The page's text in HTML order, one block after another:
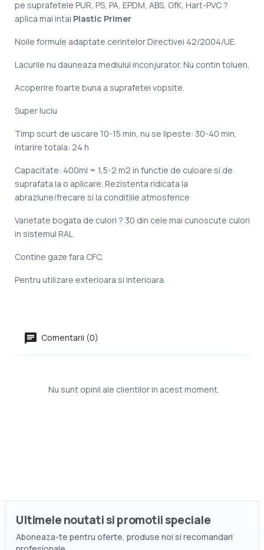
pe suprafetele PUR, PS, PA, EPDM, ABS, GfK, Hart-PVC ?
aplica mai intai Plastic Primer
Noile formule adaptate cerintelor Directivei 42/2004/UE.
Lacurile nu dauneaza mediului inconjurator. Nu contin toluen.
Acoperire foarte buna a suprafetei vopsite.
Super luciu
Timp scurt de uscare 10-15 min, nu se lipeste: 30-40 min,
intarire totala: 24 h
Capacitate: 400ml = 1,5-2 m2 in functie de culoare si de
suprafata la o aplicare. Rezistenta ridicata la
abraziune/frecare si la conditiile atmosferice
Varietate bogata de culori ? 30 din cele mai cunoscute culori
in sistemul RAL
Contine gaze fara CFC.
Pentru utilizare exterioara si interioara.
Comentarii (0)
Nu sunt opinii ale clientilor in acest moment.
Ultimele noutati si promotii speciale